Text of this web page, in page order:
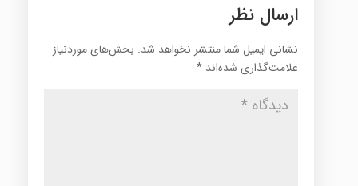
ارسال نظر
نشانی ایمیل شما منتشر نخواهد شد. بخش‌های موردنیاز
علامت‌گذاری شده‌اند *